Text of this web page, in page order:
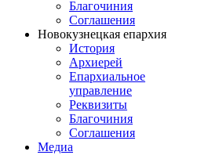
Благочиния
Соглашения
Новокузнецкая епархия
История
Архиерей
Епархиальное
управление
Реквизиты
Благочиния
Соглашения
Медиа